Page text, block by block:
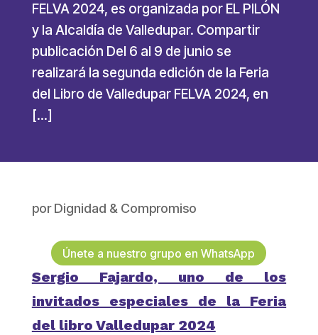
FELVA 2024, es organizada por EL PILÓN
y la Alcaldía de Valledupar. Compartir
publicación Del 6 al 9 de junio se
realizará la segunda edición de la Feria
del Libro de Valledupar FELVA 2024, en
[…]
porDignidad & Compromiso
Únete a nuestro grupo en WhatsApp
Sergio Fajardo, uno de los
invitados especiales de la Feria
del libro Valledupar 2024